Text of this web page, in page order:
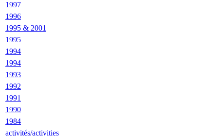
1997
1996
1995 & 2001
1995
1994
1994
1993
1992
1991
1990
1984
activités/activities